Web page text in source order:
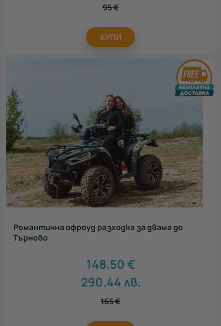
95€
КУПИ
Романтична офроуд разходка за двама до
Търново
148.50 €
290.44лв.
165€